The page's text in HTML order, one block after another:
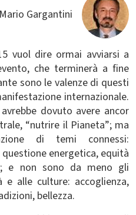
Mario Gargantini
vuol dire ormai avviarsi a
che terminerà a fine
sono le valenze di questi
internazionale.
dovuto avere ancor
“nutrire il Pianeta”; ma
di temi connessi:
energetica, equità
e non sono da meno gli
alle culture: accoglienza,
bellezza.